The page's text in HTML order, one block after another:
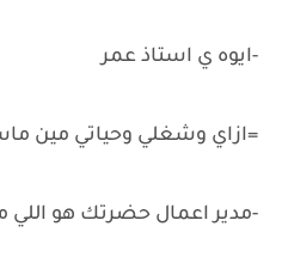
-ايوه ي استاذ عمر
=ازاي وشغلي وحياتي مين
-مدير اعمال حضرتك هو